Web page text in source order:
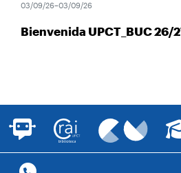
03/09/26–03/09/26
Bienvenida UPCT_BUC 26/27